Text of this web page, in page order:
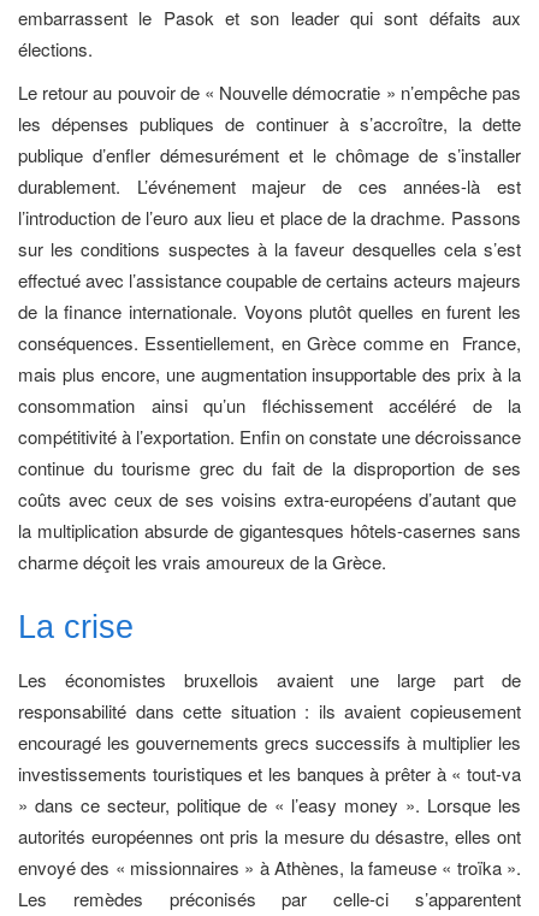
embarrassent le Pasok et son leader qui sont défaits aux
élections.
Le retour au pouvoir de « Nouvelle démocratie » n’empêche pas
les dépenses publiques de continuer à s’accroître, la dette
publique d’enfler démesurément et le chômage de s’installer
durablement. L’événement majeur de ces années-là est
l’introduction de l’euro aux lieu et place de la drachme. Passons
sur les conditions suspectes à la faveur desquelles cela s’est
effectué avec l’assistance coupable de certains acteurs majeurs
de la finance internationale. Voyons plutôt quelles en furent les
conséquences. Essentiellement, en Grèce comme en France,
mais plus encore, une augmentation insupportable des prix à la
consommation ainsi qu’un fléchissement accéléré de la
compétitivité à l’exportation. Enfin on constate une décroissance
continue du tourisme grec du fait de la disproportion de ses
coûts avec ceux de ses voisins extra-européens d’autant que
la multiplication absurde de gigantesques hôtels-casernes sans
charme déçoit les vrais amoureux de la Grèce.
La crise
Les économistes bruxellois avaient une large part de
responsabilité dans cette situation : ils avaient copieusement
encouragé les gouvernements grecs successifs à multiplier les
investissements touristiques et les banques à prêter à « tout-va
» dans ce secteur, politique de « l’easy money ». Lorsque les
autorités européennes ont pris la mesure du désastre, elles ont
envoyé des « missionnaires » à Athènes, la fameuse « troïka ».
Les remèdes préconisés par celle-ci s’apparentent